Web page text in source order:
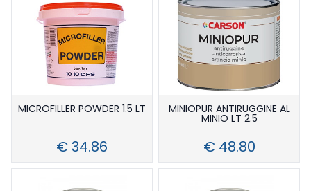
MICROFILLER POWDER 1.5 LT
€ 34.86
MINIOPUR ANTIRUGGINE AL
MINIO LT 2.5
€ 48.80